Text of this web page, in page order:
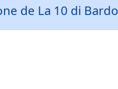
de La 10 di